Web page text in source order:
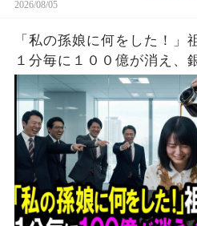
2026/08/05
「私の孫娘に何をした！」
１分毎に１００億が消え、